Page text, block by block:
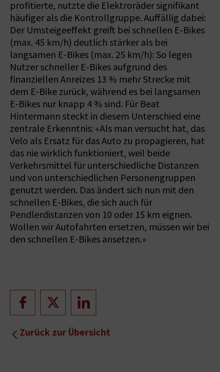
profitierte, nutzte die Elektroräder signifikant
häufiger als die Kontrollgruppe. Auffällig dabei:
Der Umsteigeeffekt greift bei schnellen E-Bikes
(max. 45 km/h) deutlich stärker als bei
langsamen E-Bikes (max. 25 km/h): So legen
Nutzer schneller E-Bikes aufgrund des
finanziellen Anreizes 13 % mehr Strecke mit
dem E-Bike zurück, während es bei langsamen
E-Bikes nur knapp 4 % sind. Für Beat
Hintermann steckt in diesem Unterschied eine
zentrale Erkenntnis: «Als man versucht hat, das
Velo als Ersatz für das Auto zu propagieren, hat
das nie wirklich funktioniert, weil beide
Verkehrsmittel für unterschiedliche Distanzen
und von unterschiedlichen Personengruppen
genutzt werden. Das ändert sich nun mit den
schnellen E-Bikes, die sich auch für
Pendlerdistanzen von 10 oder 15 km eignen.
Wollen wir Autofahrten ersetzen, müssen wir bei
den schnellen E-Bikes ansetzen.»
Zurück zur Übersicht